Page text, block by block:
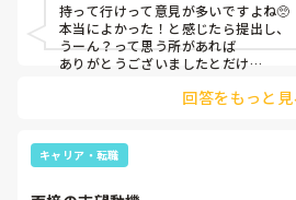
持って行けって意見が多いですよね🥺
本当によかった！と感じたら提出し、
うーん？って思う所があれば
ありがとうございましたとだけ
回答をもっと見
キャリア・転職